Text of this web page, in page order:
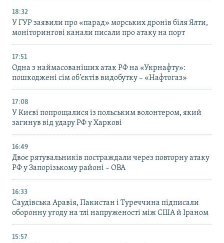
18:32
У ГУР заявили про «парад» морських дронів біля Ялти,
моніторингові канали писали про атаку на порт
17:51
Одна з наймасованіших атак РФ на «Укрнафту»:
пошкоджені сім об’єктів видобутку – «Нафтогаз»
17:08
У Києві попрощалися із польським волонтером, який
загинув від удару РФ у Харкові
16:49
Двоє рятувальників постраждали через повторну атаку
РФ у Запорізькому районі – ОВА
16:33
Саудівська Аравія, Пакистан і Туреччина підписали
оборонну угоду на тлі напруженості між США й Іраном
15:57